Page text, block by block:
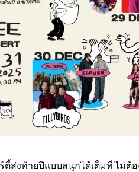
ตี้ส่งท้ายปีแบบสนุกได้เต็มที่ ไม่